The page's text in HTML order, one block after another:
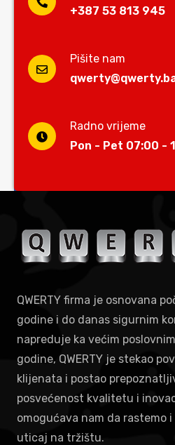
+387 53 813 945
Pišite nam
Radno vrijeme
Pon - Pet 07:00 -
QWERTY firma je osnovana
godine i do danas sigurnim
napreduje ka većim
godine, QWERTY je stekao
klijenata i postao
posvećenost kvalitetu i
omogućava nam da rastemo
uticaj na tržištu.